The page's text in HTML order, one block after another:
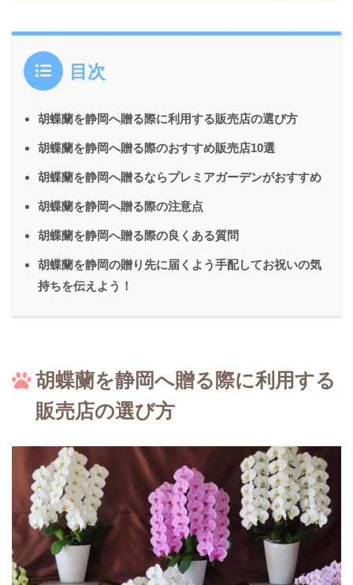
目次
胡蝶蘭を静岡へ贈る際に利用する販売店の選び方
胡蝶蘭を静岡へ贈る際のおすすめ販売店10選
胡蝶蘭を静岡へ贈るならプレミアガーデンがおすすめ
胡蝶蘭を静岡へ贈る際の注意点
胡蝶蘭を静岡へ贈る際の良くある質問
胡蝶蘭を静岡の贈り先に届くよう手配してお祝いの気
持ちを伝えよう！
胡蝶蘭を静岡へ贈る際に利用する
販売店の選び方